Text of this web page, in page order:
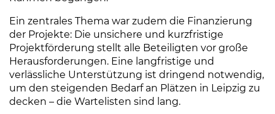
Ein zentrales Thema war zudem die Finanzierung
der Projekte: Die unsichere und kurzfristige
Projektförderung stellt alle Beteiligten vor große
Herausforderungen. Eine langfristige und
verlässliche Unterstützung ist dringend notwendig,
um den steigenden Bedarf an Plätzen in Leipzig zu
decken – die Wartelisten sind lang.